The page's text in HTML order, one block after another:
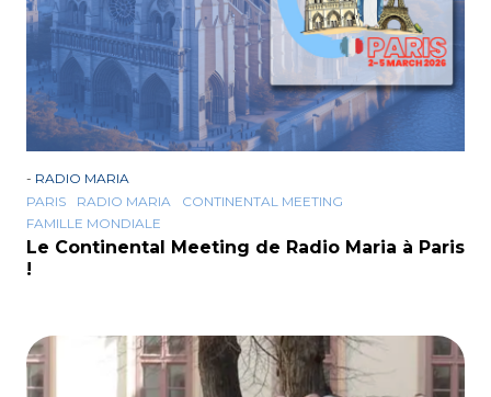
- RADIO MARIA
PARIS
RADIO MARIA
CONTINENTAL MEETING
FAMILLE MONDIALE
Le Continental Meeting de Radio Maria à Paris
!